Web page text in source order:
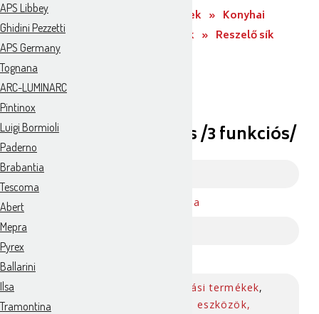
Kezdőoldal Tallér CO Termékek » Konyhai
eszközök, Előkészítés
Reszelők » Reszelő sík
univerzális /3 funkciós/
Reszelő sík univerzális /3 funkciós/
Cikkszám:
Tescoma
Kategória:
Háztartási termékek,
Konyhai eszközök,
APS Libbey
Ghidini Pezzetti
APS Germany
Tognana
ARC-LUMINARC
Pintinox
Luigi Bormioli
Paderno
Brabantia
Tescoma
Abert
Mepra
Pyrex
Ballarini
Ilsa
Tramontina